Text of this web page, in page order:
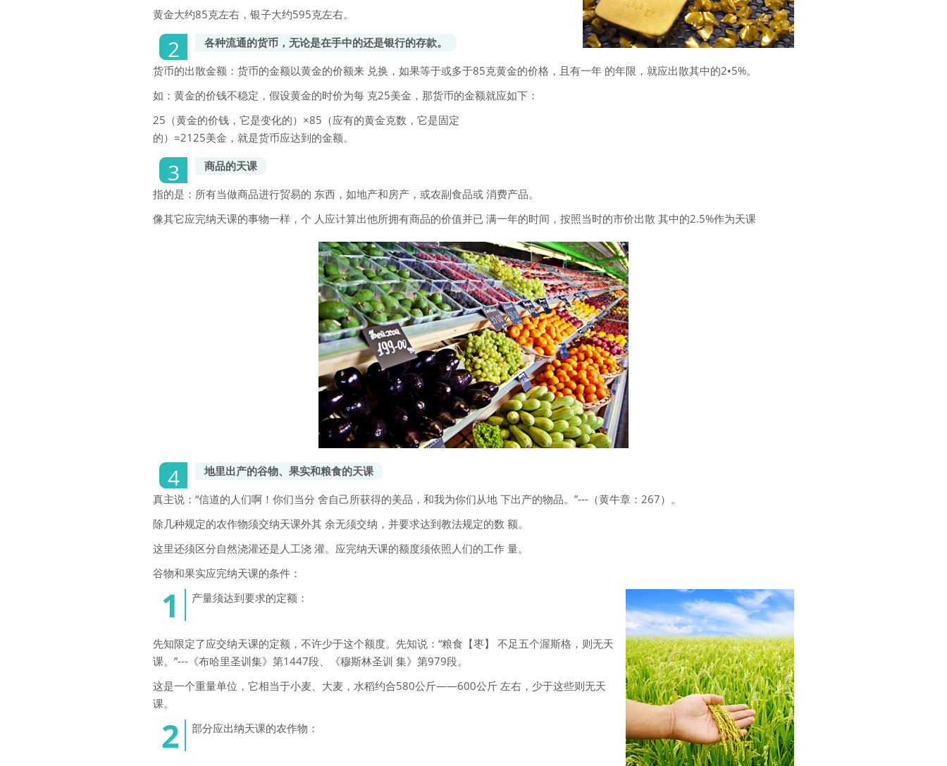
赞主词，赞圣词和 祈祷词
服饰
黄金大约85克左右，银子大约595克左右。
各种流通的货币，无论是在手中的还是银行的存款。
货币的出散金额：货币的金额以黄金的价额来 兑换，如果等于或多于85克黄金的价格，且有一年 的年限，就应出散其中的2•5%。
如：黄金的价钱不稳定，假设黄金的时价为每 克25美金，那货币的金额就应如下：
25（黄金的价钱，它是变化的）×85（应有的黄金克数，它是固定
的）=2125美金，就是货币应达到的金额。
商品的天课
指的是：所有当做商品进行贸易的 东西，如地产和房产，或农副食品或 消费产品。
像其它应完纳天课的事物一样，个 人应计算出他所拥有商品的价值并已 满一年的时间，按照当时的市价出散 其中的2.5%作为天课
地里出产的谷物、果实和粮食的天课
真主说：“信道的人们啊！你们当分 舍自己所获得的美品，和我为你们从地 下出产的物品。”---（黄牛章：267）。
除几种规定的农作物须交纳天课外其 余无须交纳，并要求达到教法规定的数 额。
这里还须区分自然浇灌还是人工浇 灌。应完纳天课的额度须依照人们的工作 量。
谷物和果实应完纳天课的条件：
产量须达到要求的定额：
先知限定了应交纳天课的定额，不许少于这个额度。先知说：“粮食【枣】 不足五个渥斯格，则无天
课。”---《布哈里圣训集》第1447段、《穆斯林圣训 集》第979段。
这是一个重量单位，它相当于小麦、大麦，水稻约合580公斤——600公斤 左右，少于这些则无天
课。
部分应出纳天课的农作物：